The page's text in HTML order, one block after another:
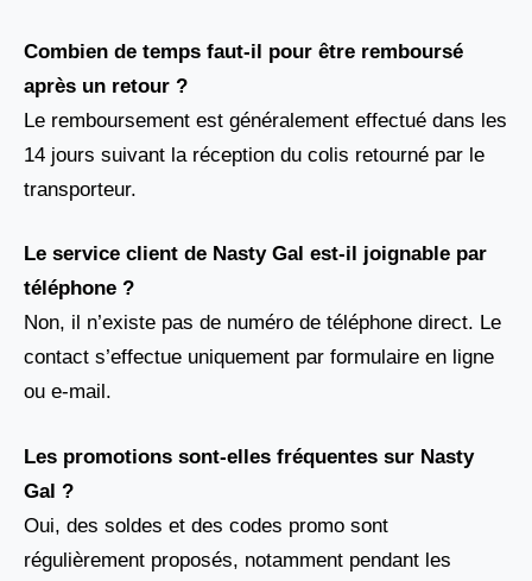
Combien de temps faut-il pour être remboursé
après un retour ?
Le remboursement est généralement effectué dans les
14 jours suivant la réception du colis retourné par le
transporteur.
Le service client de Nasty Gal est-il joignable par
téléphone ?
Non, il n’existe pas de numéro de téléphone direct. Le
contact s’effectue uniquement par formulaire en ligne
ou e-mail.
Les promotions sont-elles fréquentes sur Nasty
Gal ?
Oui, des soldes et des codes promo sont
régulièrement proposés, notamment pendant les